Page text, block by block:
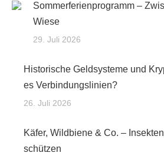
Sommerferienprogramm –
Wiese
29. Juli 2026
Historische Geldsysteme und
es Verbindungslinien?
26. Juli 2026
Käfer, Wildbiene & Co. –
schützen